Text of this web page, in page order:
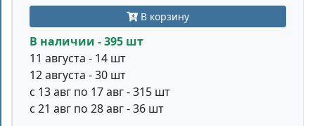
В корзину
В наличии - 395 шт
11 августа - 14 шт
12 августа - 30 шт
с 13 авг по 17 авг - 315 шт
с 21 авг по 28 авг - 36 шт